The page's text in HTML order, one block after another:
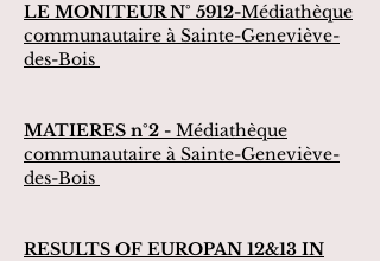
LE MONITEUR N° 5912-Médiathèque
communautaire à Sainte-Geneviève-
des-Bois
MATIERES n°2 - Médiathèque
communautaire à Sainte-Geneviève-
des-Bois
RESULTS OF EUROPAN 12&13 IN